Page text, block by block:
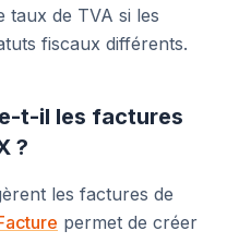
taux de TVA si les
fiscaux différents.
t-il les factures
?
les factures de
permet de créer